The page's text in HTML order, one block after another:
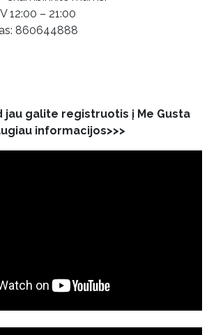
12:00 – 21:00
860644888
jau galite registruotis į Me Gusta
informacijos>>>